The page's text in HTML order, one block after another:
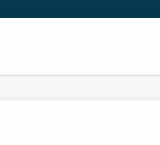
せることが出来るように分かり